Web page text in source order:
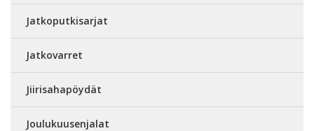
Jatkoputkisarjat
Jatkovarret
Jiirisahapöydät
Joulukuusenjalat